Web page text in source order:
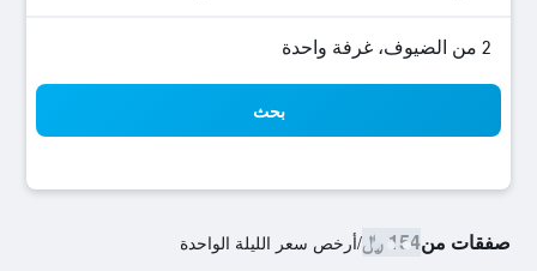
2 من الضيوف، غرفة واحدة
بحث
صفقات من154 ﷼ /أرخص سعر الليلة الواحدة